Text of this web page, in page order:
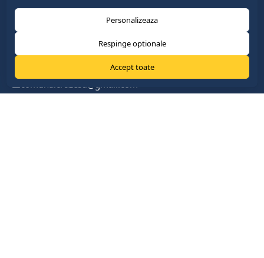
Personalizeaza
Respinge optionale
Accept toate